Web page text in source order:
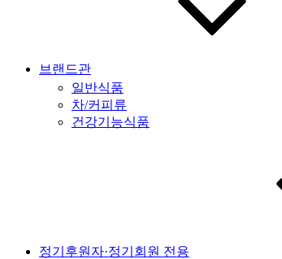
브랜드관
일반식품
차/커피류
건강기능식품
정기후원자·정기회원 전용